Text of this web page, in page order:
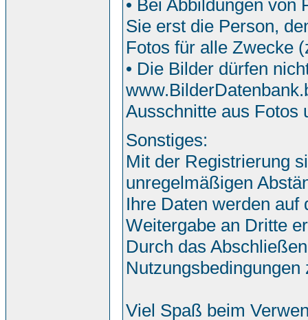
• Bei Abbildungen von
Sie erst die Person,
Fotos für alle Zwecke
• Die Bilder dürfen
Ausschnitte aus Fotos
Sonstiges:
Mit der Registrierung
unregelmäßigen
Ihre Daten werden
Weitergabe an Dritte
Durch das
Nutzungsbedingungen
Viel Spaß beim